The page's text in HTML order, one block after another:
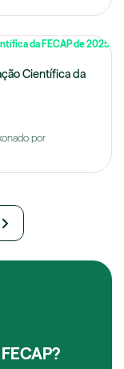
Científica da
por
FECAP?